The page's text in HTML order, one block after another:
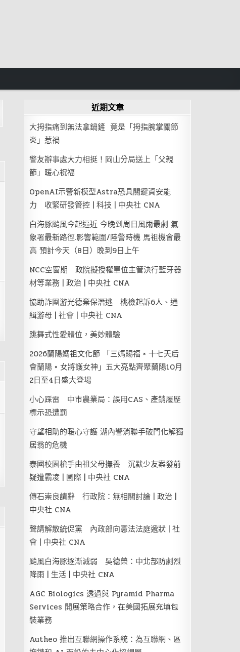
近期文章
大拇指痛到無法拿鍋鏟 竟是「拇指腕掌關節
炎」惹禍
警友辦事處大力相挺！岡山分局送上「父親
節」暖心祝福
OpenAI示警新模型Astra恐具關鍵資安能
力 收緊研發管控 | 科技 | 中央社 CNA
白海豚颱風今起逼近 今晚到周日風雨最劇 氣
象署最新路徑.影響範圍/陸警時機 馬祖機會最
高 預計今天（8日）晚到9日上午
NCC空窗期 政院擬授權單位主管決行藍牙器
材等業務 | 政治 | 中央社 CNA
協助詐團游光德棄保潛逃 桃檢起訴6人、通
緝游母 | 社會 | 中央社 CNA
跳舞式性愛體位，美妙體驗
2026蘭陽媽祖文化節 「三媽賜福 × 十七天后
會蘭陽 × 女將護女神」五大亮點齊聚蘭陽10月
2日至4日盛大登場
小心踩雷 中市農業局：誤用CAS、產銷履歷
標示恐遭罰
守望相助的暖心守護 湖內警消聯手破門化解獨
居翁的危機
泰國校園槍手由祖父母撫養 沉默少友案發前
疑遭霸凌 | 國際 | 中央社 CNA
傳石崇良請辭 行政院：無相關討論 | 政治 |
中央社 CNA
聲請解散統促黨 內政部向憲法法庭遞狀 | 社
會 | 中央社 CNA
颱風白海豚逐漸減弱 吳德榮：中北部防劇烈
降雨 | 生活 | 中央社 CNA
AGC Biologics 透過與 Pyramid Pharma
Services 開展策略合作，在美國拓展充填包
裝業務
Autheo 推出互聯網操作系統：為互聯網、區